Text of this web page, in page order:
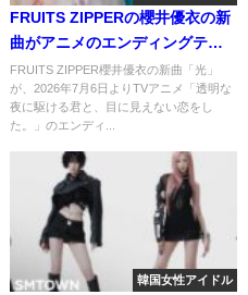
FRUITS ZIPPERの櫻井優衣の新
曲がアニメのエンディングテー
マに！どんなアニメ？
FRUITS ZIPPER櫻井優衣の新曲「光」
が、2026年7月6日よりTVアニメ「透明な
夜に駆ける君と、目に見えない恋をし
た。」のエンディ...
韓国女性アイドル